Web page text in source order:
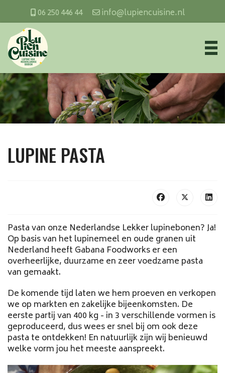
06 250 446 44 info@lupiencuisine.nl
LUPINE PASTA
Pasta van onze Nederlandse Lekker lupinebonen? Ja!
Op basis van het lupinemeel en oude granen uit
Nederland heeft Gabana Foodworks er een
overheerlijke, duurzame en zeer voedzame pasta
van gemaakt.
De komende tijd laten we hem proeven en verkopen
we op markten en zakelijke bijeenkomsten. De
eerste partij van 400 kg - in 3 verschillende vormen is
geproduceerd, dus wees er snel bij om ook deze
pasta te ontdekken! En natuurlijk zijn wij benieuwd
welke vorm jou het meeste aanspreekt.